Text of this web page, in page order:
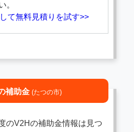
。
て無料見積りを試す>>
補助金 (たつの市)
のV2Hの補助金情報は見つ